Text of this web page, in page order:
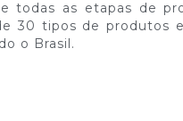
todas as etapas de
30 tipos de produtos
o Brasil.